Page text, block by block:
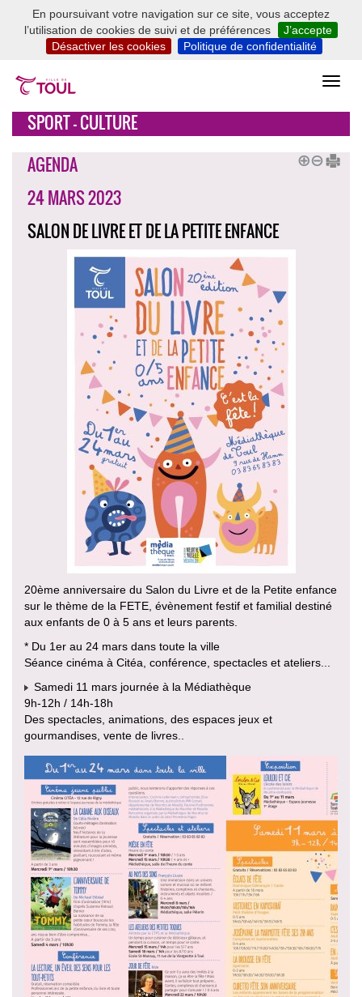
En poursuivant votre navigation sur ce site, vous acceptez
l’utilisation de cookies de suivi et de préférences
J’accepte
Désactiver les cookies
Politique de confidentialité
SPORT - CULTURE
AGENDA
24 MARS 2023
SALON DE LIVRE ET DE LA PETITE ENFANCE
20ème anniversaire du Salon du Livre et de la Petite enfance
sur le thème de la FETE, évènement festif et familial destiné
aux enfants de 0 à 5 ans et leurs parents.
* Du 1er au 24 mars dans toute la ville
Séance cinéma à Citéa, conférence, spectacles et ateliers...
Samedi 11 mars journée à la Médiathèque
9h-12h / 14h-18h
Des spectacles, animations, des espaces jeux et
gourmandises, vente de livres..